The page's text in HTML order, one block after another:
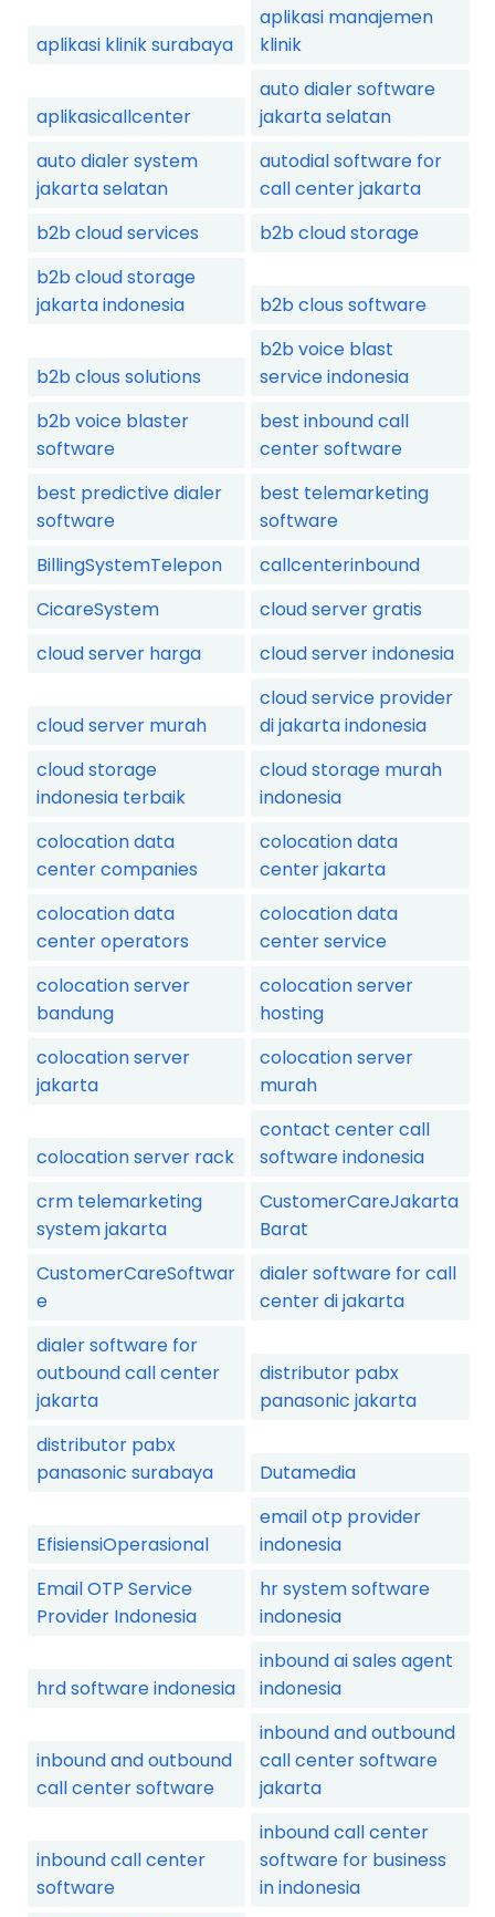
aplikasi klinik surabaya
aplikasi manajemen
klinik
aplikasicallcenter
auto dialer software
jakarta selatan
auto dialer system
jakarta selatan
autodial software for
call center jakarta
b2b cloud services
b2b cloud storage
b2b cloud storage
jakarta indonesia
b2b clous software
b2b clous solutions
b2b voice blast
service indonesia
b2b voice blaster
software
best inbound call
center software
best predictive dialer
software
best telemarketing
software
BillingSystemTelepon
callcenterinbound
CicareSystem
cloud server gratis
cloud server harga
cloud server indonesia
cloud server murah
cloud service provider
di jakarta indonesia
cloud storage
indonesia terbaik
cloud storage murah
indonesia
colocation data
center companies
colocation data
center jakarta
colocation data
center operators
colocation data
center service
colocation server
bandung
colocation server
hosting
colocation server
jakarta
colocation server
murah
colocation server rack
contact center call
software indonesia
crm telemarketing
system jakarta
CustomerCareJakarta
Barat
CustomerCareSoftwar
e
dialer software for call
center di jakarta
dialer software for
outbound call center
jakarta
distributor pabx
panasonic jakarta
distributor pabx
panasonic surabaya
Dutamedia
EfisiensiOperasional
email otp provider
indonesia
Email OTP Service
Provider Indonesia
hr system software
indonesia
hrd software indonesia
inbound ai sales agent
indonesia
inbound and outbound
call center software
inbound and outbound
call center software
jakarta
inbound call center
software
inbound call center
software for business
in indonesia